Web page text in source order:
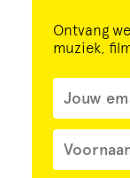
Ontvang
muziek,